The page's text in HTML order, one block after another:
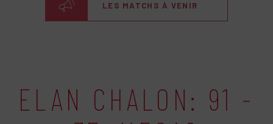
LES MATCHS À VENIR
ELAN CHALON: 91 -